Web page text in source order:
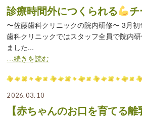
診療時間外につくられる
〜佐藤歯科クリニックの院内研修〜 3月
歯科クリニックではスタッフ全員で院内
ました...
…続きを読む
2026.03.10
【赤ちゃんのお口を育てる離